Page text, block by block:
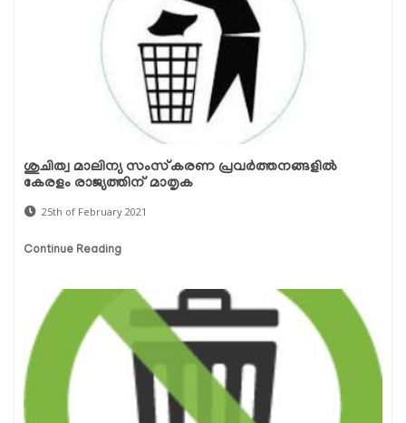
ശുചിത്വ മാലിന്യ സംസ്‌കരണ പ്രവര്‍ത്തനങ്ങളില്‍
കേരളം രാജ്യത്തിന് മാതൃക
25th of February 2021
Continue Reading